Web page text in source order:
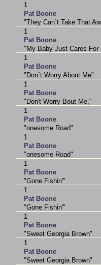
1
Pat Boone
"They Can´t Take That
1
Pat Boone
"My Baby Just Cares For
1
Pat Boone
"Don´t Worry About Me"
1
Pat Boone
"Don't Worry Bout Me,"
1
Pat Boone
"onesome Road"
1
Pat Boone
"onesome Road"
1
Pat Boone
"Gone Fishin'"
1
Pat Boone
"Gone Fishin'"
1
Pat Boone
"Sweet Georgia Brown"
1
Pat Boone
"Sweet Georgia Brown"